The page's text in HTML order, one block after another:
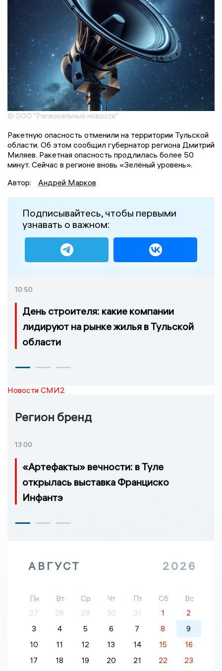
© ООО "Региональные новости"
Ракетную опасность отменили на территории Тульской
области. Об этом сообщил губернатор региона Дмитрий
Миляев. Ракетная опасность продлилась более 50
минут. Сейчас в регионе вновь «Зелёный уровень».
Автор:
Андрей Марков
Подписывайтесь, чтобы первыми
узнавать о важном:
10:50
День строителя: какие компании
лидируют на рынке жилья в Тульской
области
Новости СМИ2
Регион бренд
13:00
«Артефакты» вечности: в Туле
открылась выставка Франциско
Инфантэ
АВГУСТ 2026
Пн Вт Ср Чт Пт Сб
Вс
27
28 29 30 31 1
2
3
4 5 6 7 8
9
10
11 12 13 14 15
16
17
18 19 20 21 22
23